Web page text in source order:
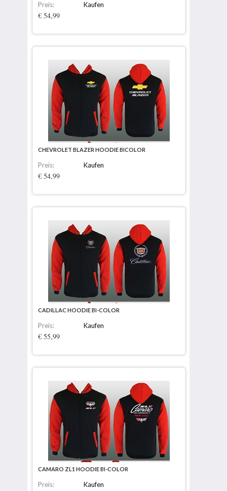
Preis:
€ 54,99
Kaufen
CHEVROLET BLAZER HOODIE BICOLOR
Preis:
€ 54,99
Kaufen
CADILLAC HOODIE BI-COLOR
Preis:
€ 55,99
Kaufen
CAMARO ZL1 HOODIE BI-COLOR
Preis: Kaufen